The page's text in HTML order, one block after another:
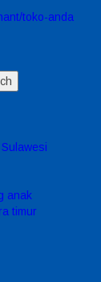
toko-anda
anak
timur